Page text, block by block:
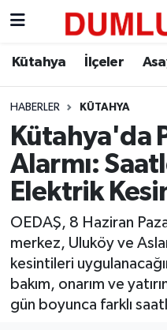
Kütahya İlçeler
HABERLER KÜTAHYA
Kütahya'da
Alarmı:
Elektrik
OEDAŞ, 8 Haziran
merkez, Uluköy ve
kesintileri
bakım, onarım ve
gün boyunca farklı
Asayiş
Diğer
Dünya
Eğitim
Ekonomi
Eleman
Emlak
Kütahya Hava
Kütahya Trafik
Süper Lig Puan
Tüm Manşetler
Son Dakika
Haber Arşivi